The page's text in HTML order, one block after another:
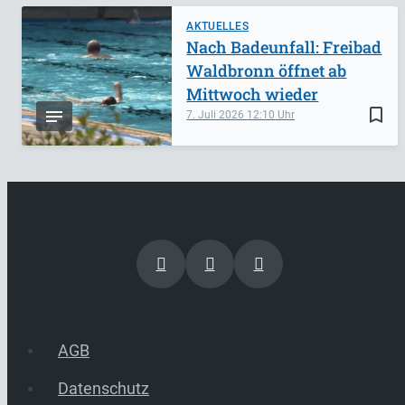
AKTUELLES
bookmark_border
7. Juli 2026 12:10
Nach Badeunfall: Freibad
Waldbronn öffnet ab
Mittwoch wieder
AGB
Datenschutz